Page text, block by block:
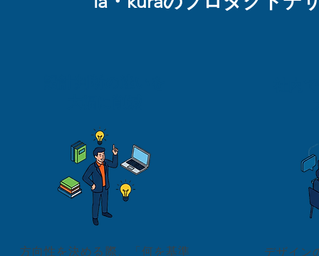
方向性を決める際、「何を基準 デザイン